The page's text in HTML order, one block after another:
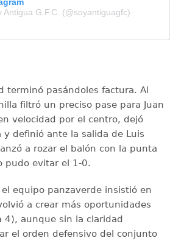
Antigua G.F.C. (@soyantiguagfc)
terminó pasándoles factura. Al
filtró un preciso pase para Juan
velocidad por el centro, dejó
y definió ante la salida de Luis
a rozar el balón con la punta
pudo evitar el 1-0.
equipo panzaverde insistió en
a crear más oportunidades
4), aunque sin la claridad
el orden defensivo del conjunto